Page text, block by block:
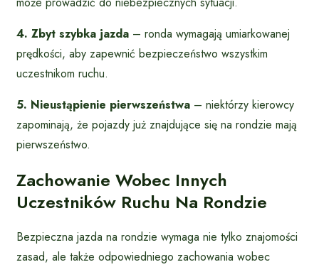
4. Zbyt szybka jazda – ronda wymagają umiarkowanej
prędkości, aby zapewnić bezpieczeństwo wszystkim
uczestnikom ruchu.
5. Nieustąpienie pierwszeństwa – niektórzy kierowcy
zapominają, że pojazdy już znajdujące się na rondzie mają
pierwszeństwo.
Zachowanie Wobec Innych
Uczestników Ruchu Na Rondzie
Bezpieczna jazda na rondzie wymaga nie tylko znajomości
zasad, ale także odpowiedniego zachowania wobec